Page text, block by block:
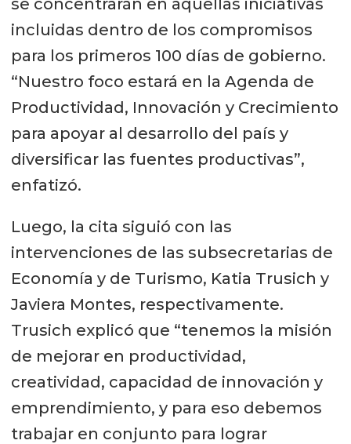
se concentrarán en aquellas iniciativas
incluidas dentro de los compromisos
para los primeros 100 días de gobierno.
“Nuestro foco estará en la Agenda de
Productividad, Innovación y Crecimiento
para apoyar al desarrollo del país y
diversificar las fuentes productivas”,
enfatizó.
Luego, la cita siguió con las
intervenciones de las subsecretarias de
Economía y de Turismo, Katia Trusich y
Javiera Montes, respectivamente.
Trusich explicó que “tenemos la misión
de mejorar en productividad,
creatividad, capacidad de innovación y
emprendimiento, y para eso debemos
trabajar en conjunto para lograr